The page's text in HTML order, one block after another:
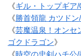
《ギル・トップギア
《勝首領龍 カツド
《芸魔温泉！オンセ
ゴクドラゴン》
《時空の忠剣ハチ公